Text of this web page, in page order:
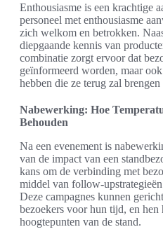
Enthousiasme is een krachtige
personeel met enthousiasme
zich welkom en betrokken.
diepgaande kennis van
combinatie zorgt ervoor dat
geïnformeerd worden, maar
hebben die ze terug zal brengen
Nabewerking: Hoe
Behouden
Na een evenement is
van de impact van een
kans om de verbinding met
middel van follow-
Deze campagnes kunnen
bezoekers voor hun tijd, en hen
hoogtepunten van de stand.